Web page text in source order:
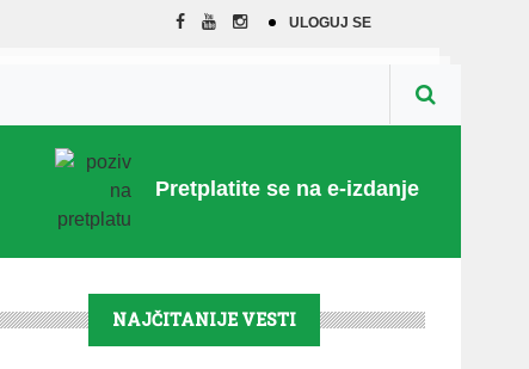
ULOGUJ SE
Pretplatite se na e-izdanje
NAJČITANIJE VESTI